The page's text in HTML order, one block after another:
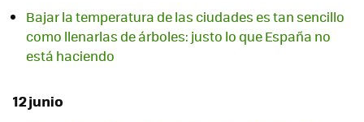
Bajar la temperatura de las ciudades es tan sencillo
como llenarlas de árboles: justo lo que España no
está haciendo
12 junio